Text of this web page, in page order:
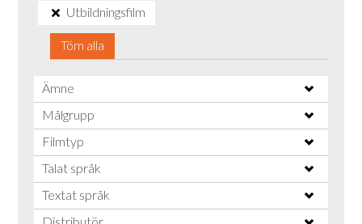
Utbildningsfilm
Töm alla
Ämne
Målgrupp
Filmtyp
Talat språk
Textat språk
Distributör